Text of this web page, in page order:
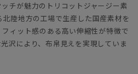
チが魅力のトリコットジャージー素
陸地方の工場で生産した国産素材を
ィット感のある高い伸縮性が特徴で
沢により、布帛見えを実現していま